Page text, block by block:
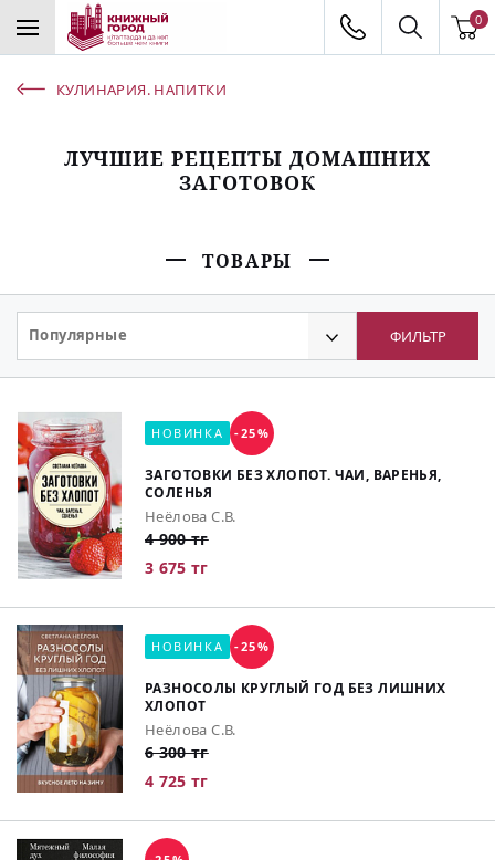
0
КУЛИНАРИЯ. НАПИТКИ
ЛУЧШИЕ РЕЦЕПТЫ ДОМАШНИХ
ЗАГОТОВОК
ТОВАРЫ
Популярные ФИЛЬТР
НОВИНКА -25%
ЗАГОТОВКИ БЕЗ ХЛОПОТ. ЧАИ, ВАРЕНЬЯ,
СОЛЕНЬЯ
Неёлова С.В.
4 900 тг
3 675 тг
НОВИНКА -25%
РАЗНОСОЛЫ КРУГЛЫЙ ГОД БЕЗ ЛИШНИХ
ХЛОПОТ
Неёлова С.В.
6 300 тг
4 725 тг